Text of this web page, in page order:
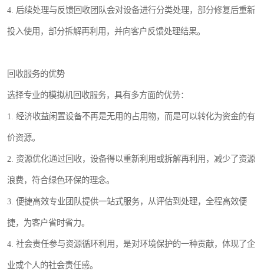
4. 后续处理与反馈回收团队会对设备进行分类处理，部分修复后重新
投入使用，部分拆解再利用，并向客户反馈处理结果。
回收服务的优势
选择专业的模拟机回收服务，具有多方面的优势：
1. 经济收益闲置设备不再是无用的占用物，而是可以转化为资金的有
价资源。
2. 资源优化通过回收，设备得以重新利用或拆解再利用，减少了资源
浪费，符合绿色环保的理念。
3. 便捷高效专业团队提供一站式服务，从评估到处理，全程高效便
捷，为客户省时省力。
4. 社会责任参与资源循环利用，是对环境保护的一种贡献，体现了企
业或个人的社会责任感。